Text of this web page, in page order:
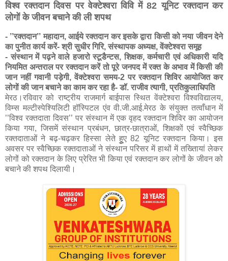
विश्व रक्तदान दिवस पर वेक्टेश्वरा विवि में 82 यूनिट रक्तदान कर
लोगों के जीवन बचाने की ली शपथ
- ’’रक्तदान’’ महादान, आईये रक्तदान कर इसके द्वारा किसी को नया जीवन देने
का पुनीत कार्य करें- श्री सुधीर गिरि, संस्थापक अध्यक्ष, वेंक्टेश्वरा समूह
- संस्थान में पढ़ने वाले हजारो स्टूडैन्टस, शिक्षक, कर्मचारी एवं अधिकारी यदि
नियमित अन्तराल पर रक्तदान करें तो पूरे जनपद में रक्त के अभाव में किसी की
जान नहीं गवानी पड़ेगी, वेंक्टेश्वरा समय-2 पर रक्तदान शिविर आयोजित कर
लोगों की जान बचाने का काम कर रहा है- डॉ. राजीव त्यागी, प्रतिकुलाधिपति
मेरठ।रविवार को राष्ट्रीय राजमार्ग बाईपास स्थित वेंक्टेश्वरा विश्वविद्यालय,
विम्स मल्टीस्पेश्यिलिटी हॉस्पिटल एंव वी.जी.आई.मेरठ के संयुक्त तत्वाँधान में
’’विश्व रक्तदाता दिवस’’ पर संस्थान में एक वृहद रक्तदान शिविर का आयोजन
किया गया, जिसमें संस्थान प्रबंधन, छात्र-छात्राओं, शिक्षकों एवं स्वैच्छिक
रक्तदाताओं ने बढ़-चढ़कर हिस्सा लेते हुूए 82 यूनिट रक्तदान किया। इस
अवसर पर स्वैच्छिक रक्तदाताओं ने संस्थान परिसर में हाथों में तख्तिायां लेकर
लोगों को रक्तदान के लिए प्रेरित भी किया एवं रक्तदान कर लोगों के जीवन को
बचाने की शपथ दिलायी।